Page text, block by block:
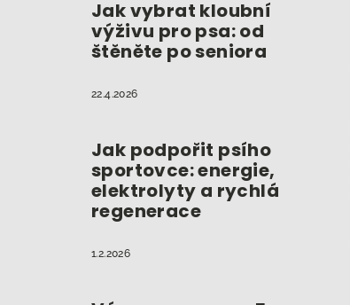
Jak vybrat kloubní
výživu pro psa: od
štěněte po seniora
22.4.2026
Jak podpořit psího
sportovce: energie,
elektrolyty a rychlá
regenerace
1.2.2026